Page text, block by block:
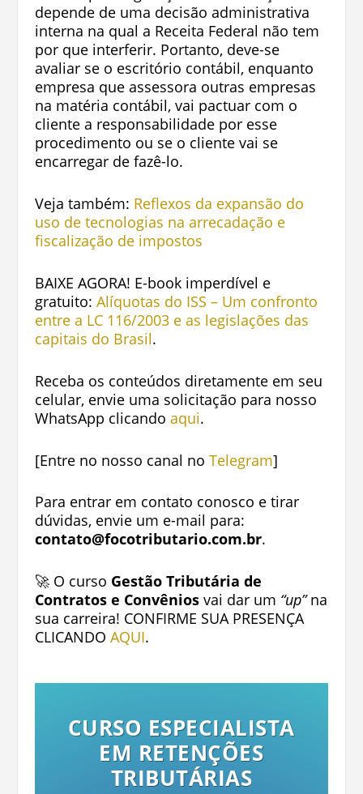
depende de uma decisão administrativa
interna na qual a Receita Federal não tem
por que interferir. Portanto, deve-se
avaliar se o escritório contábil, enquanto
empresa que assessora outras empresas
na matéria contábil, vai pactuar com o
cliente a responsabilidade por esse
procedimento ou se o cliente vai se
encarregar de fazê-lo.
Veja também: Reflexos da expansão do
uso de tecnologias na arrecadação e
fiscalização de impostos
BAIXE AGORA! E-book imperdível e
gratuito: Alíquotas do ISS – Um confronto
entre a LC 116/2003 e as legislações das
capitais do Brasil.
Receba os conteúdos diretamente em seu
celular, envie uma solicitação para nosso
WhatsApp clicando aqui.
[Entre no nosso canal no Telegram]
Para entrar em contato conosco e tirar
dúvidas, envie um e-mail para:
contato@focotributario.com.br.
🚀 O curso Gestão Tributária de
Contratos e Convêniosvai dar um “up”na
sua carreira! CONFIRME SUA PRESENÇA
CLICANDO AQUI.
CURSO ESPECIALISTA
EM RETENÇÕES
TRIBUTÁRIAS